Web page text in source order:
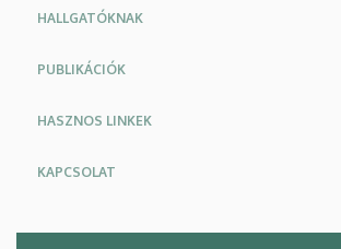
HALLGATÓKNAK
PUBLIKÁCIÓK
HASZNOS LINKEK
KAPCSOLAT